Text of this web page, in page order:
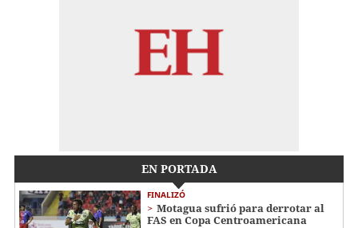
EN PORTADA
FINALIZÓ
Motagua sufrió para derrotar al
FAS en Copa Centroamericana